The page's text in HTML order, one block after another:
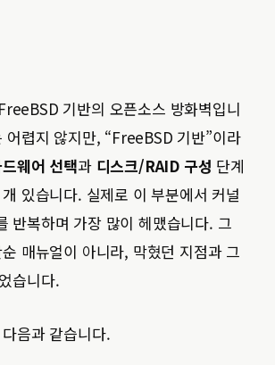
기반의 오픈소스 방화벽입니
어렵지 않지만, “FreeBSD 기반”이라
웨어 선택과 디스크/RAID 구성 단계
있습니다. 실제로 이 부분에서 커널
반복하며 가장 많이 헤맸습니다. 그
매뉴얼이 아니라, 막혔던 지점과 그
습니다.
음과 같습니다.